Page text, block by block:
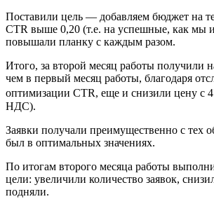
Поставили цель — добавляем бюджет на
CTR выше 0,20 (т.е. на успешные, как мы
повышали планку с каждым разом.
Итого, за второй месяц работы получили
чем в первый месяц работы, благодаря
оптимизации CTR, еще и снизили цену с
НДС).
Заявки получали преимущественно с тех
был в оптимальных значениях.
По итогам второго месяца работы
цели: увеличили количество заявок,
подняли.